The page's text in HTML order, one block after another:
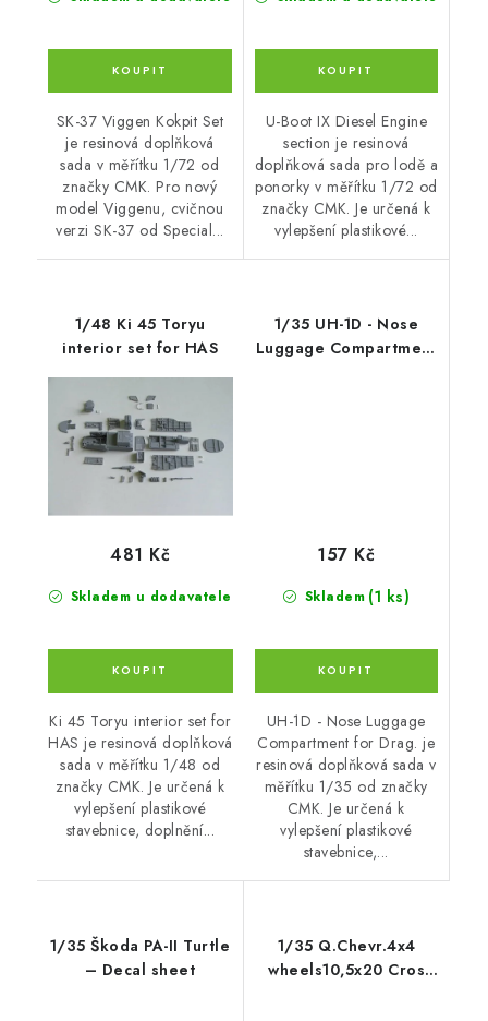
SK-37 Viggen Kokpit Set
je resinová doplňková
sada v měřítku 1/72 od
značky CMK. Pro nový
model Viggenu, cvičnou
verzi SK-37 od Special...
U-Boot IX Diesel Engine
section je resinová
doplňková sada pro lodě a
ponorky v měřítku 1/72 od
značky CMK. Je určená k
vylepšení plastikové...
1/48 Ki 45 Toryu
interior set for HAS
Skladem u dodavatele
481 Kč
Ki 45 Toryu interior set for
HAS je resinová doplňková
sada v měřítku 1/48 od
značky CMK. Je určená k
vylepšení plastikové
stavebnice, doplnění...
1/35 UH-1D - Nose
Luggage Compartment
Skladem (1 ks)
157 Kč
UH-1D - Nose Luggage
Compartment for Drag. je
resinová doplňková sada v
měřítku 1/35 od značky
CMK. Je určená k
vylepšení plastikové
stavebnice,...
1/35 Škoda PA-II Turtle
– Decal sheet
1/35 Q.Chevr.4x4
wheels10,5x20 Cros